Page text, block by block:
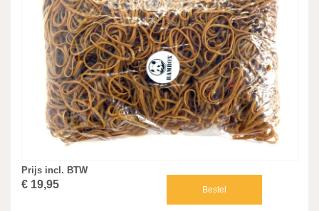
Prijs incl. BTW
€ 19,95 Bestel